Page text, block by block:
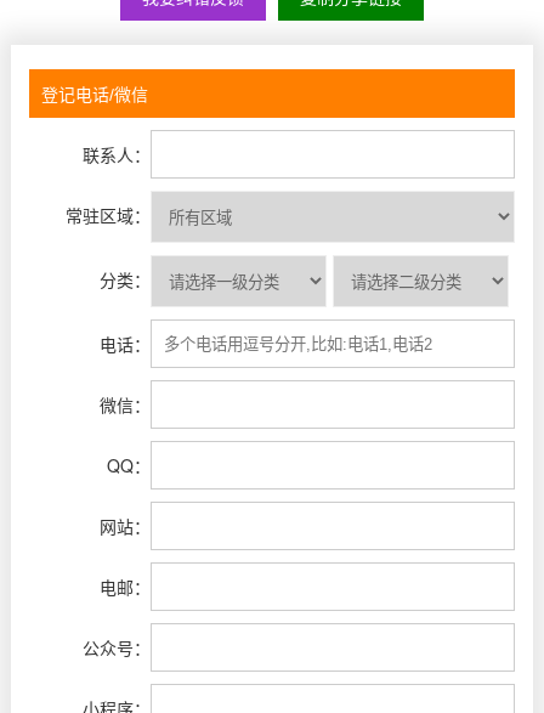
联系人：
常驻区域：
分类：
电话：
微信：
QQ：
网站：
电邮：
公众号：
小程序：